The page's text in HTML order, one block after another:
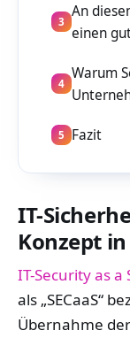
3
An
einen
4
Warum
5 Fazit
IT-
Konzept
IT-Security as a
als „SECaaS“
Übernahme